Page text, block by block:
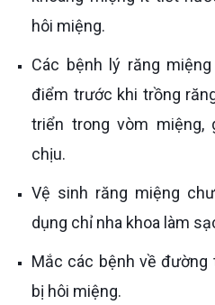
hôi miệng.
Các bệnh lý răng miệng chưa được điều trị dứt
điểm trước khi trồng
triển trong vòm miệng,
chịu.
Vệ sinh răng miệng chưa đúng cách, không sử
dụng chỉ nha khoa làm
Mắc các bệnh về đường tiêu hoá hoặc có tiền sử
bị hôi miệng.